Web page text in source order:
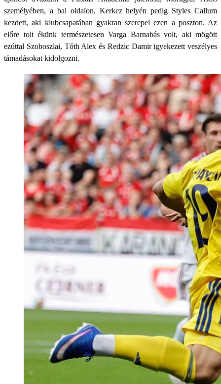
személyében, a bal oldalon, Kerkez helyén pedig Styles Callum
kezdett, aki klubcsapatában gyakran szerepel ezen a poszton. Az
előre tolt ékünk természetesen Varga Barnabás volt, aki mögött
ezúttal Szoboszlai, Tóth Alex és Redzic Damir igyekezett veszélyes
támadásokat kidolgozni.